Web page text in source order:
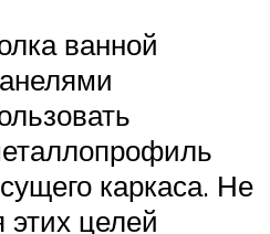
ванной
каркаса. Не
этих целей